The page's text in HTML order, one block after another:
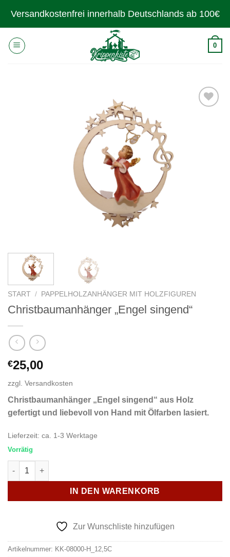
InhaltVersandkostenfrei innerhalb Deutschlands ab 100€
0
START / PAPPELHOLZANHÄNGER MIT HOLZFIGUREN
Christbaumanhänger „Engel singend“
€25,00
zzgl. Versandkosten
Christbaumanhänger „Engel singend“ aus Holz
gefertigt und liebevoll von Hand mit Ölfarben lasiert.
Lieferzeit: ca. 1-3 Werktage
Vorrätig
Christbaumanhänger "Engel singend" Menge
IN DEN WARENKORB
Zur Wunschliste hinzufügen
Artikelnummer: KK-08000-H_12,5C